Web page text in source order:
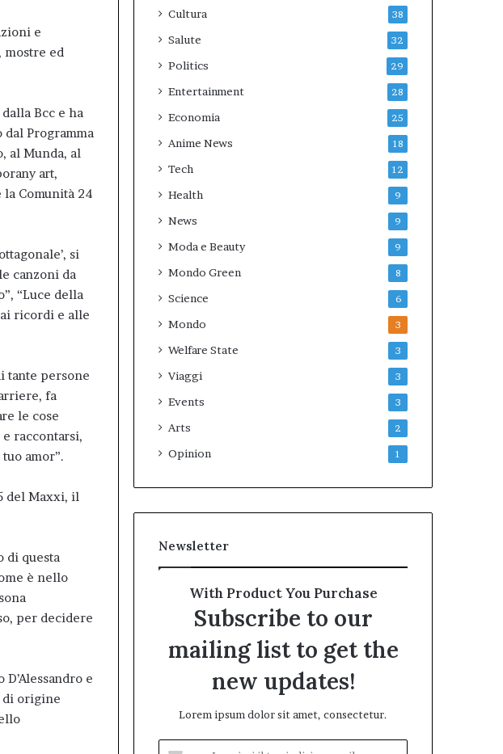
e
ed
Bcc e ha
Programma
al Munda, al
art,
Comunità 24
si
canzoni da
“Luce della
ricordi e alle
tante persone
fa
le cose
raccontarsi,
amor”.
del Maxxi, il
di questa
è nello
per decidere
e
di origine
Cultura 38
Salute 32
Politics 29
Entertainment 28
Economia 25
Anime News 18
Tech 12
Health 9
News 9
Moda e Beauty 9
Mondo Green 8
Science 6
Mondo 3
Welfare State 3
Viaggi 3
Events 3
Arts 2
Opinion 1
Newsletter
With Product You Purchase
Subscribe to our
mailing list to get the
new updates!
Lorem ipsum dolor sit amet, consectetur.